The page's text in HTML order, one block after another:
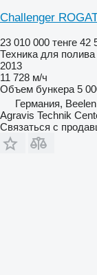
Challenger
23 010 000 тенге 42
Техника для
2013
11 728 м/ч
Объем бункера 5
Германия, Beelen
Agravis Technik
Связаться с